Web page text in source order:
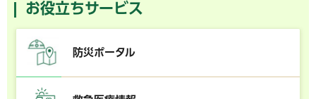
お役立ちサービス
防災ポータル